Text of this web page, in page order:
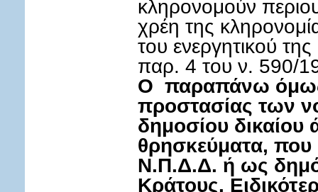
κληρονομούν
χρέη της
του ενεργητικού
παρ. 4 του ν. 590/
Ο παραπάνω
προστασίας των
δημοσίου
θρησκεύματα,
Ν.Π.Δ.Δ. ή ως
Κράτους.